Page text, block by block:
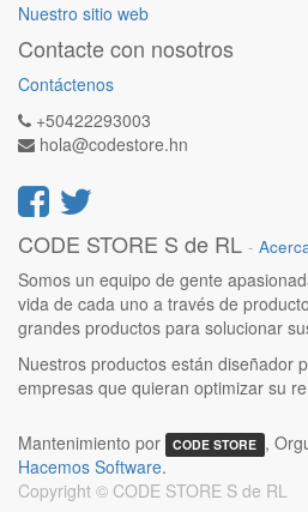
Nuestro sitio web
Contacte con nosotros
Contáctenos
+50422293003
hola@codestore.hn
CODE STORE S de RL -
Somos un equipo de gente
vida de cada uno a través de
grandes productos para solucionar
Nuestros productos están diseñador
empresas que quieran optimizar su
Mantenimiento por CODE STORE ,
Hacemos Software.
Copyright © CODE STORE S de RL